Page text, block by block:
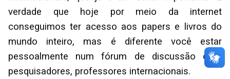
verdade que hoje por meio da internet
conseguimos ter acesso aos papers e livros do
mundo inteiro, mas é diferente você estar
pessoalmente num fórum de discussão com
pesquisadores, professores internacionais.